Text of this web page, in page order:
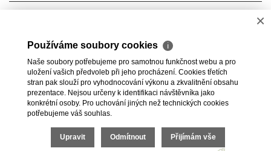
Zdroj topení
Elektrokotel, Krbová kamna
Zdroj teplé vody
Elektrokotel
2026 © Jan Tichý, všechna práva vyhrazena |
Povinně zveřejňované informace|Povinná dokumentace
×
Používáme soubory cookies ℹ
Naše soubory potřebujeme pro samotnou funkčnost webu a pro
uložení vašich předvoleb při jeho procházení. Cookies třetích
stran pak slouží pro vyhodnocování výkonu a zkvalitnění obsahu
prezentace. Nejsou určeny k identifikaci návštěvníka jako
konkrétní osoby. Pro uchování jiných než technických cookies
potřebujeme váš souhlas.
Upravit Odmítnout Přijímám vše